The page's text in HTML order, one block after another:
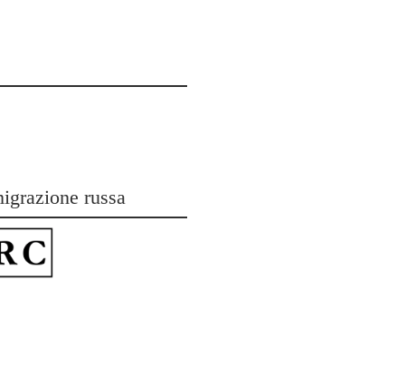
russa